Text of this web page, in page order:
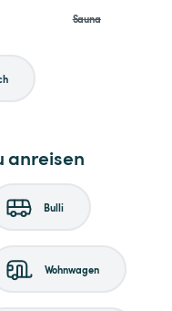
Sauna
anreisen
Bulli
Wohnwagen